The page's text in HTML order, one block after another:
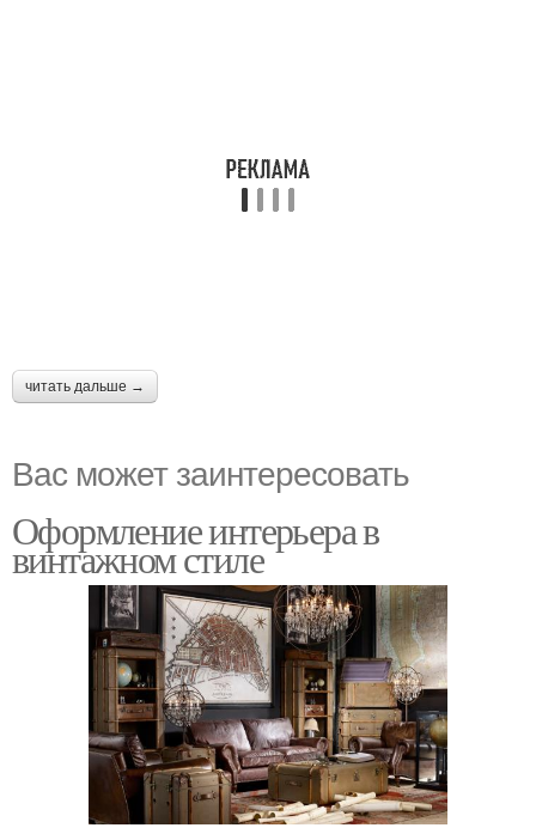
читать дальше →
Вас может заинтересовать
Оформление интерьера в
винтажном стиле